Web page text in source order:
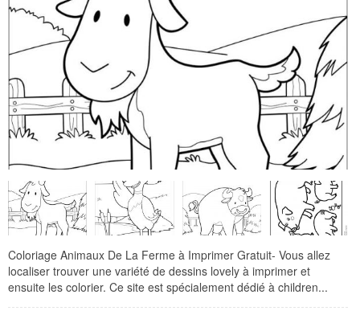
Coloriage Animaux De La Ferme à Imprimer Gratuit- Vous allez
localiser trouver une variété de dessins lovely à imprimer et
ensuite les colorier. Ce site est spécialement dédié à children...